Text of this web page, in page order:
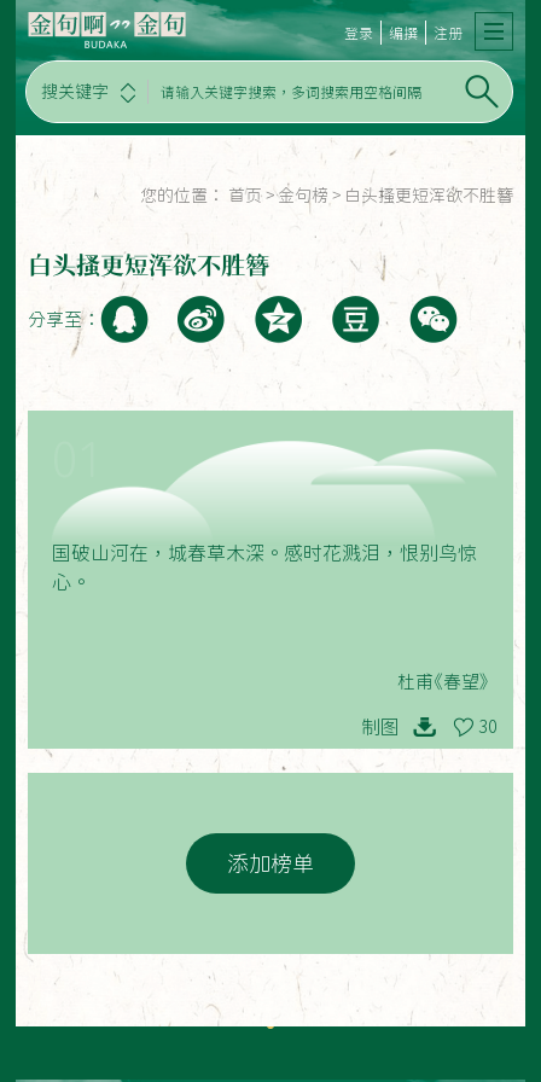
搜关键字
登录 编撰 注册
您的位置： 首页 > 金句榜 > 白头搔更短浑欲不胜簪
白头搔更短浑欲不胜簪
分享至：
国破山河在，城春草木深。感时花溅泪，恨别鸟惊
心。
杜甫《春望》
制图 30
添加榜单